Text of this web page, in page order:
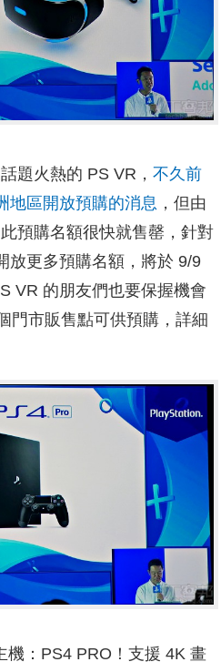
題火熱的 PS VR， 不久前
地區開放預購的消息 ，但由
預購名額很快就售罄，針對
放更多預購名額，將於 9/9
VR 的朋友們也要保握機會
門市販售點可供預購，詳細
機：PS4 PRO！支援 4K 畫